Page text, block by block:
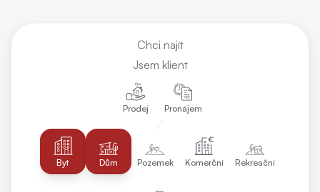
Chci najít
Jsem klient
Prodej Pronájem
Byt Dům Pozemek Komerční Rekreační